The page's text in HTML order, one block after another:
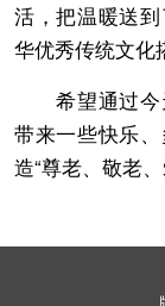
活，把温暖送
华优秀传统文化
希望通过今
带来一些快乐
造“尊老、敬老